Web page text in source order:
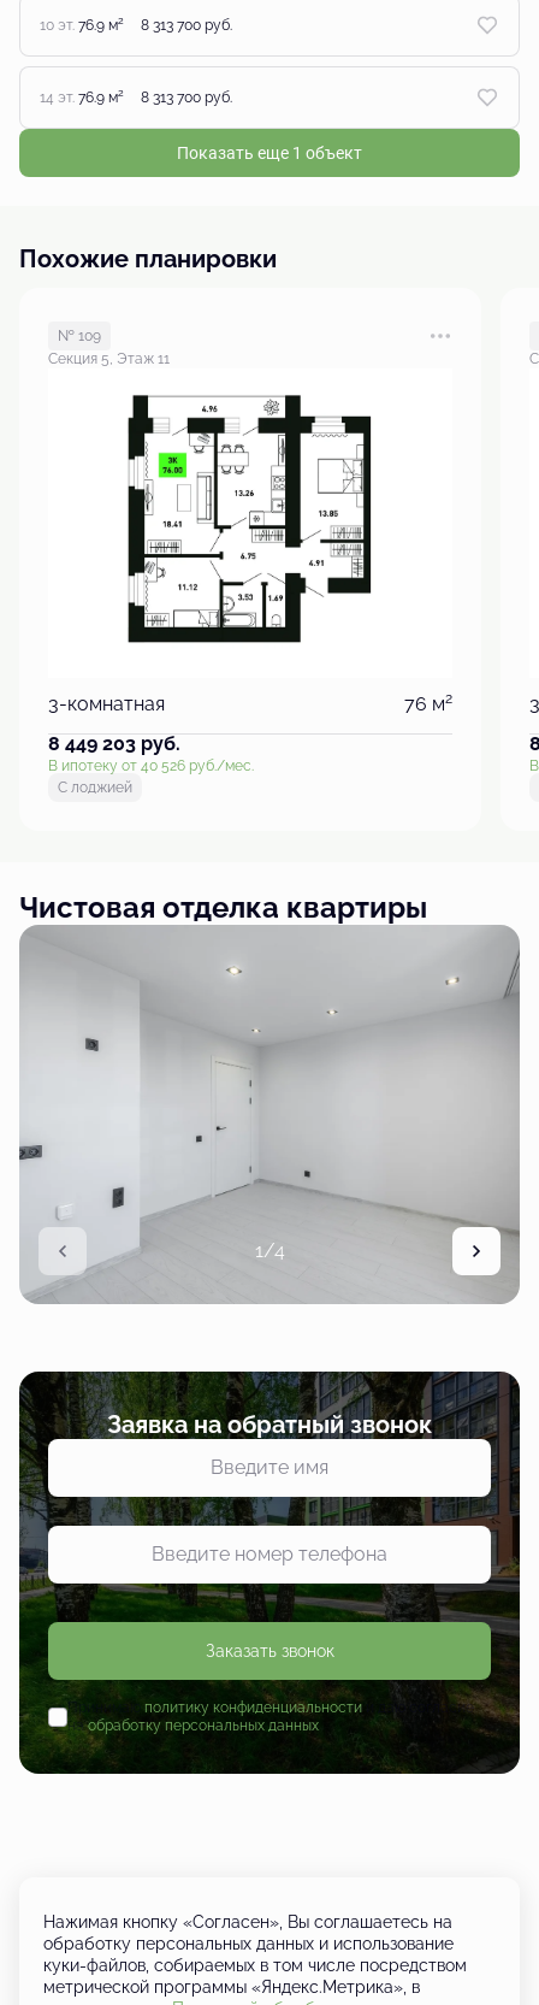
10 эт. 76.9 м2 8 313 700 руб.
14 эт. 76.9 м2 8 313 700 руб.
Показать еще 1 объект
Похожие планировки
№ 109
Секция 5, Этаж 11
3-комнатная 76 м2
8 449 203 руб.
В ипотеку от 40 526 руб./мес.
С лоджией
Чистовая отделка квартиры
1/4
Заявка на обратный звонок
Заказать звонок
Принимаю политику конфиденциальностии даю согласие
наобработку персональных данных
+7 (833) 249-01-01
Кировская область, д. Шутовщина,
Нажимая кнопку «Согласен», Вы соглашаетесь на
обработку персональных данных и использование
куки-файлов, собираемых в том числе посредством
метрической программы «Яндекс.Метрика», в